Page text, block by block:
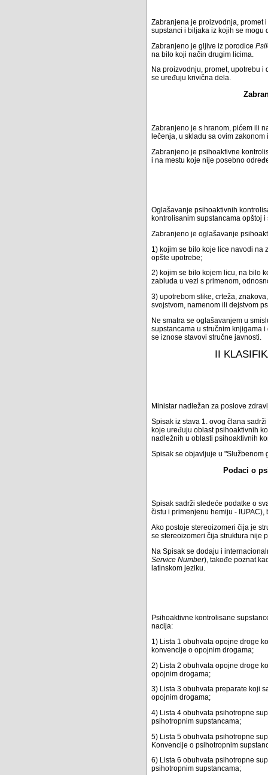
Zabranjena je proizvodnja, promet
supstanci i biljaka iz kojih se mogu
Zabranjeno je gljive iz porodice
na bilo koji način drugim licima.
Na proizvodnju, promet, upotrebu
se uređuju krivična dela.
Zabranjeno je s hranom, pićem ili
lečenja, u skladu sa ovim
Zabranjeno je psihoaktivne
i na mestu koje nije posebno
Oglašavanje psihoaktivnih
kontrolisanim supstancama opštoj i
Zabranjeno je oglašavanje
1) kojim se bilo koje lice navodi na
opšte upotrebe;
2) kojim se bilo kojem licu, na bilo
zabluda u vezi s primenom,
3) upotrebom slike, crteža,
svojstvom, namenom ili dejstvom
Ne smatra se oglašavanjem u
supstancama u stručnim knjigama
se iznose stavovi stručne javnosti.
II
Ministar nadležan za poslove
Spisak iz stava 1. ovog člana
koje uređuju oblast psihoaktivnih
nadležnih u oblasti psihoaktivnih
Spisak se objavljuje u "Službenom
Podaci o
Spisak sadrži sledeće podatke o
čistu i primenjenu hemiju -
Ako postoje stereoizomeri čija je
se stereoizomeri čija struktura nije
Na Spisak se dodaju i
Service Number), takođe poznat
latinskom jeziku.
Psihoaktivne kontrolisane
nacija:
1) Lista 1 obuhvata opojne droge
konvencije o opojnim drogama;
2) Lista 2 obuhvata opojne droge
opojnim drogama;
3) Lista 3 obuhvata preparate koji
opojnim drogama;
4) Lista 4 obuhvata psihotropne
psihotropnim supstancama;
5) Lista 5 obuhvata psihotropne
Konvencije o psihotropnim
6) Lista 6 obuhvata psihotropne
psihotropnim supstancama;